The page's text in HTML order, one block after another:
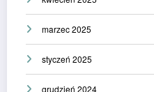
marzec 2025
styczeń 2025
grudzień 2024